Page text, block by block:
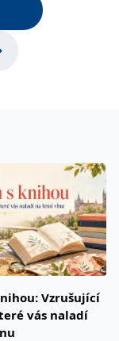
Vzrušující
vás naladí